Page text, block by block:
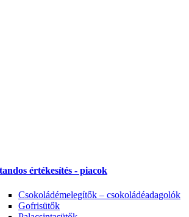
értékesítés - piacok
Csokoládémelegítők – csokoládéadagolók
Gofrisütők